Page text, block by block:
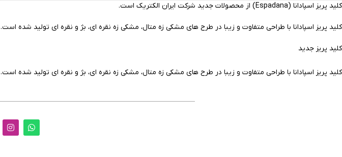
کلید پریز اسپادانا (Espadana) از محصولات جدید شرکت ایران الکتریک است.
کلید پریز اسپادانا با طراحی متفاوت و زیبا در طرح های مشکی زه متال، مشکی زه نقره ای، بژ و نقره ای تولید شده است.
کلید پریز جدید
کلید پریز اسپادانا با طراحی متفاوت و زیبا در طرح های مشکی زه متال، مشکی زه نقره ای، بژ و نقره ای تولید شده است.